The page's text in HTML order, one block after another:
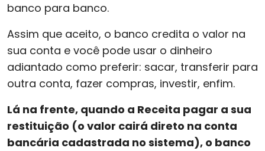
banco para banco.
Assim que aceito, o banco credita o valor na
sua conta e você pode usar o dinheiro
adiantado como preferir: sacar, transferir para
outra conta, fazer compras, investir, enfim.
Lá na frente, quando a Receita pagar a sua
restituição (o valor cairá direto na conta
bancária cadastrada no sistema), o banco